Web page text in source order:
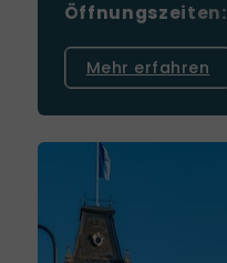
Öffnungszeiten:
Mehr erfahren